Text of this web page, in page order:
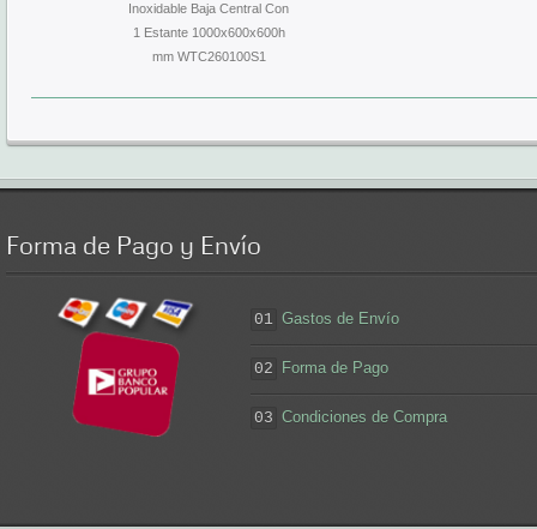
Inoxidable Baja Central Con
1 Estante 1000x600x600h
mm WTC260100S1
Forma de Pago y Envío
01 Gastos de Envío
02 Forma de Pago
03 Condiciones de Compra